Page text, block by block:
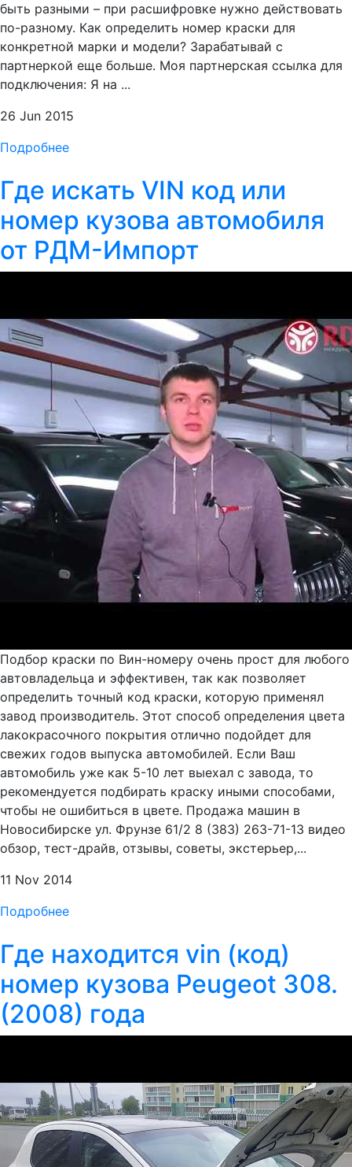
быть разными – при расшифровке нужно действовать
по-разному. Как определить номер краски для
конкретной марки и модели? Зарабатывай с
партнеркой еще больше. Моя партнерская ссылка для
подключения: Я на ...
26 Jun 2015
Подробнее
Где искать VIN код или
номер кузова автомобиля
от РДМ-Импорт
Подбор краски по Вин-номеру очень прост для любого
автовладельца и эффективен, так как позволяет
определить точный код краски, которую применял
завод производитель. Этот способ определения цвета
лакокрасочного покрытия отлично подойдет для
свежих годов выпуска автомобилей. Если Ваш
автомобиль уже как 5-10 лет выехал с завода, то
рекомендуется подбирать краску иными способами,
чтобы не ошибиться в цвете. Продажа машин в
Новосибирске ул. Фрунзе 61/2 8 (383) 263-71-13 видео
обзор, тест-драйв, отзывы, советы, экстерьер,...
11 Nov 2014
Подробнее
Где находится vin (код)
номер кузова Peugeot 308.
(2008) года